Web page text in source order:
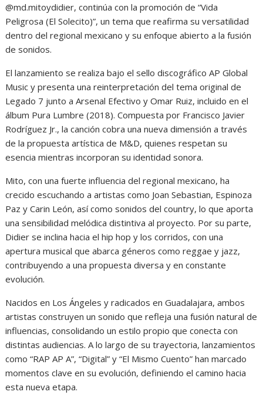
@md.mitoydidier, continúa con la promoción de “Vida
Peligrosa (El Solecito)”, un tema que reafirma su versatilidad
dentro del regional mexicano y su enfoque abierto a la fusión
de sonidos.
El lanzamiento se realiza bajo el sello discográfico AP Global
Music y presenta una reinterpretación del tema original de
Legado 7 junto a Arsenal Efectivo y Omar Ruiz, incluido en el
álbum Pura Lumbre (2018). Compuesta por Francisco Javier
Rodríguez Jr., la canción cobra una nueva dimensión a través
de la propuesta artística de M&D, quienes respetan su
esencia mientras incorporan su identidad sonora.
Mito, con una fuerte influencia del regional mexicano, ha
crecido escuchando a artistas como Joan Sebastian, Espinoza
Paz y Carin León, así como sonidos del country, lo que aporta
una sensibilidad melódica distintiva al proyecto. Por su parte,
Didier se inclina hacia el hip hop y los corridos, con una
apertura musical que abarca géneros como reggae y jazz,
contribuyendo a una propuesta diversa y en constante
evolución.
Nacidos en Los Ángeles y radicados en Guadalajara, ambos
artistas construyen un sonido que refleja una fusión natural de
influencias, consolidando un estilo propio que conecta con
distintas audiencias. A lo largo de su trayectoria, lanzamientos
como “RAP AP A”, “Digital” y “El Mismo Cuento” han marcado
momentos clave en su evolución, definiendo el camino hacia
esta nueva etapa.